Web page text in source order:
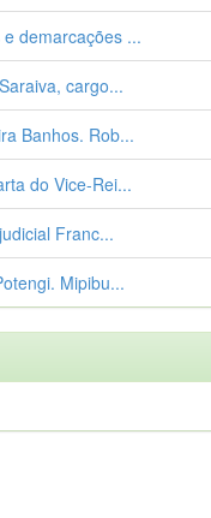
demarcações ...
cargo...
Banhos. Rob...
do Vice-Rei...
Franc...
Mipibu...